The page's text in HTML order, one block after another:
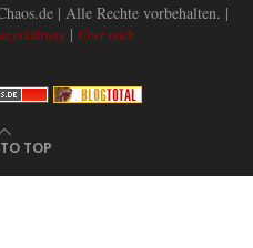
| Alle Rechte vorbehalten. |
| Über mich
TOP